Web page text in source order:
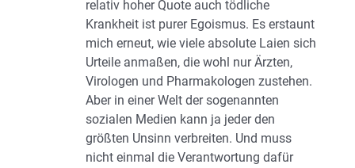
relativ hoher Quote auch tödliche
Krankheit ist purer Egoismus. Es erstaunt
mich erneut, wie viele absolute Laien sich
Urteile anmaßen, die wohl nur Ärzten,
Virologen und Pharmakologen zustehen.
Aber in einer Welt der sogenannten
sozialen Medien kann ja jeder den
größten Unsinn verbreiten. Und muss
nicht einmal die Verantwortung dafür